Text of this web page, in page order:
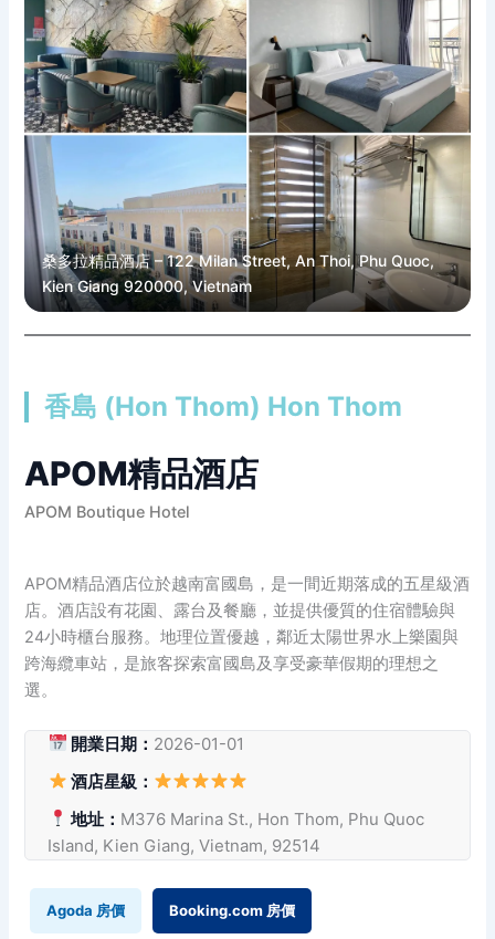
桑多拉精品酒店 – 122 Milan Street, An Thoi, Phu Quoc,
Kien Giang 920000, Vietnam
香島 (Hon Thom) Hon Thom
APOM精品酒店
APOM Boutique Hotel
APOM精品酒店位於越南富國島，是一間近期落成的五星級酒
店。酒店設有花園、露台及餐廳，並提供優質的住宿體驗與
24小時櫃台服務。地理位置優越，鄰近太陽世界水上樂園與
跨海纜車站，是旅客探索富國島及享受豪華假期的理想之
選。
開業日期： 2026-01-01
酒店星級：
地址： M376 Marina St., Hon Thom, Phu Quoc
Island, Kien Giang, Vietnam, 92514
Agoda 房價 Booking.com 房價